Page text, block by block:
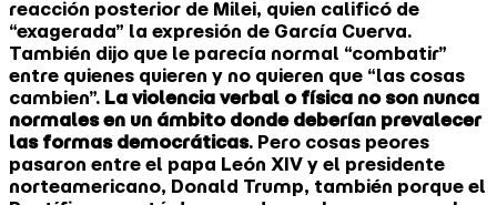
reacción posterior de Milei, quien calificó de
“exagerada” la expresión de García Cuerva.
También dijo que le parecía normal “combatir”
entre quienes quieren y no quieren que “las cosas
cambien”. La violencia verbal o física no son nunca
normales en un ámbito donde deberían prevalecer
las formas democráticas. Pero cosas peores
pasaron entre el papa León XIV y el presidente
norteamericano, Donald Trump, también porque el